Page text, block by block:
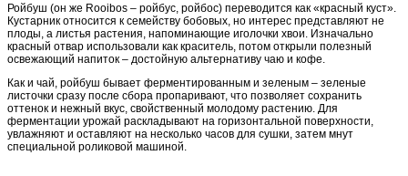
Ройбуш (он же Rooibos – ройбус, ройбос) переводится как «красный куст».
Кустарник относится к семейству бобовых, но интерес представляют не
плоды, а листья растения, напоминающие иголочки хвои. Изначально
красный отвар использовали как краситель, потом открыли полезный
освежающий напиток – достойную альтернативу чаю и кофе.
Как и чай, ройбуш бывает ферментированным и зеленым – зеленые
листочки сразу после сбора пропаривают, что позволяет сохранить
оттенок и нежный вкус, свойственный молодому растению. Для
ферментации урожай раскладывают на горизонтальной поверхности,
увлажняют и оставляют на несколько часов для сушки, затем мнут
специальной роликовой машиной.